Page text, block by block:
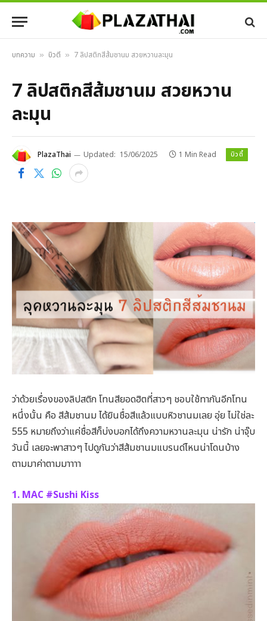
บทความ » บิวตี้ » 7 ลิปสติกสีส้มชานม สวยหวานละมุน
7 ลิปสติกสีส้มชานม สวยหวาน
ละมุน
PlazaThai Updated: 15/06/2025 1 Min Read บิวตี้
ว่าด้วยเรื่องของลิปสติก โทนสียอดฮิตที่สาวๆ ชอบใช้ทากันอีกโทน
หนึ่งนั้น คือ สีส้มชานม ได้ยินชื่อสีแล้วแบบหิวชานมเลย อุ่ย ไม่ใช่ละ
555 หมายถึงว่าแค่ชื่อสีก็บ่งบอกได้ถึงความหวานละมุน น่ารัก น่าจุ๊บ
วันนี้ เลยจะพาสาวๆ ไปดูกันว่าสีส้มชานมแบรนด์ไหนน่าโดนบ้าง
ตามมาค่าตามมาาาา
1. MAC #Sushi Kiss